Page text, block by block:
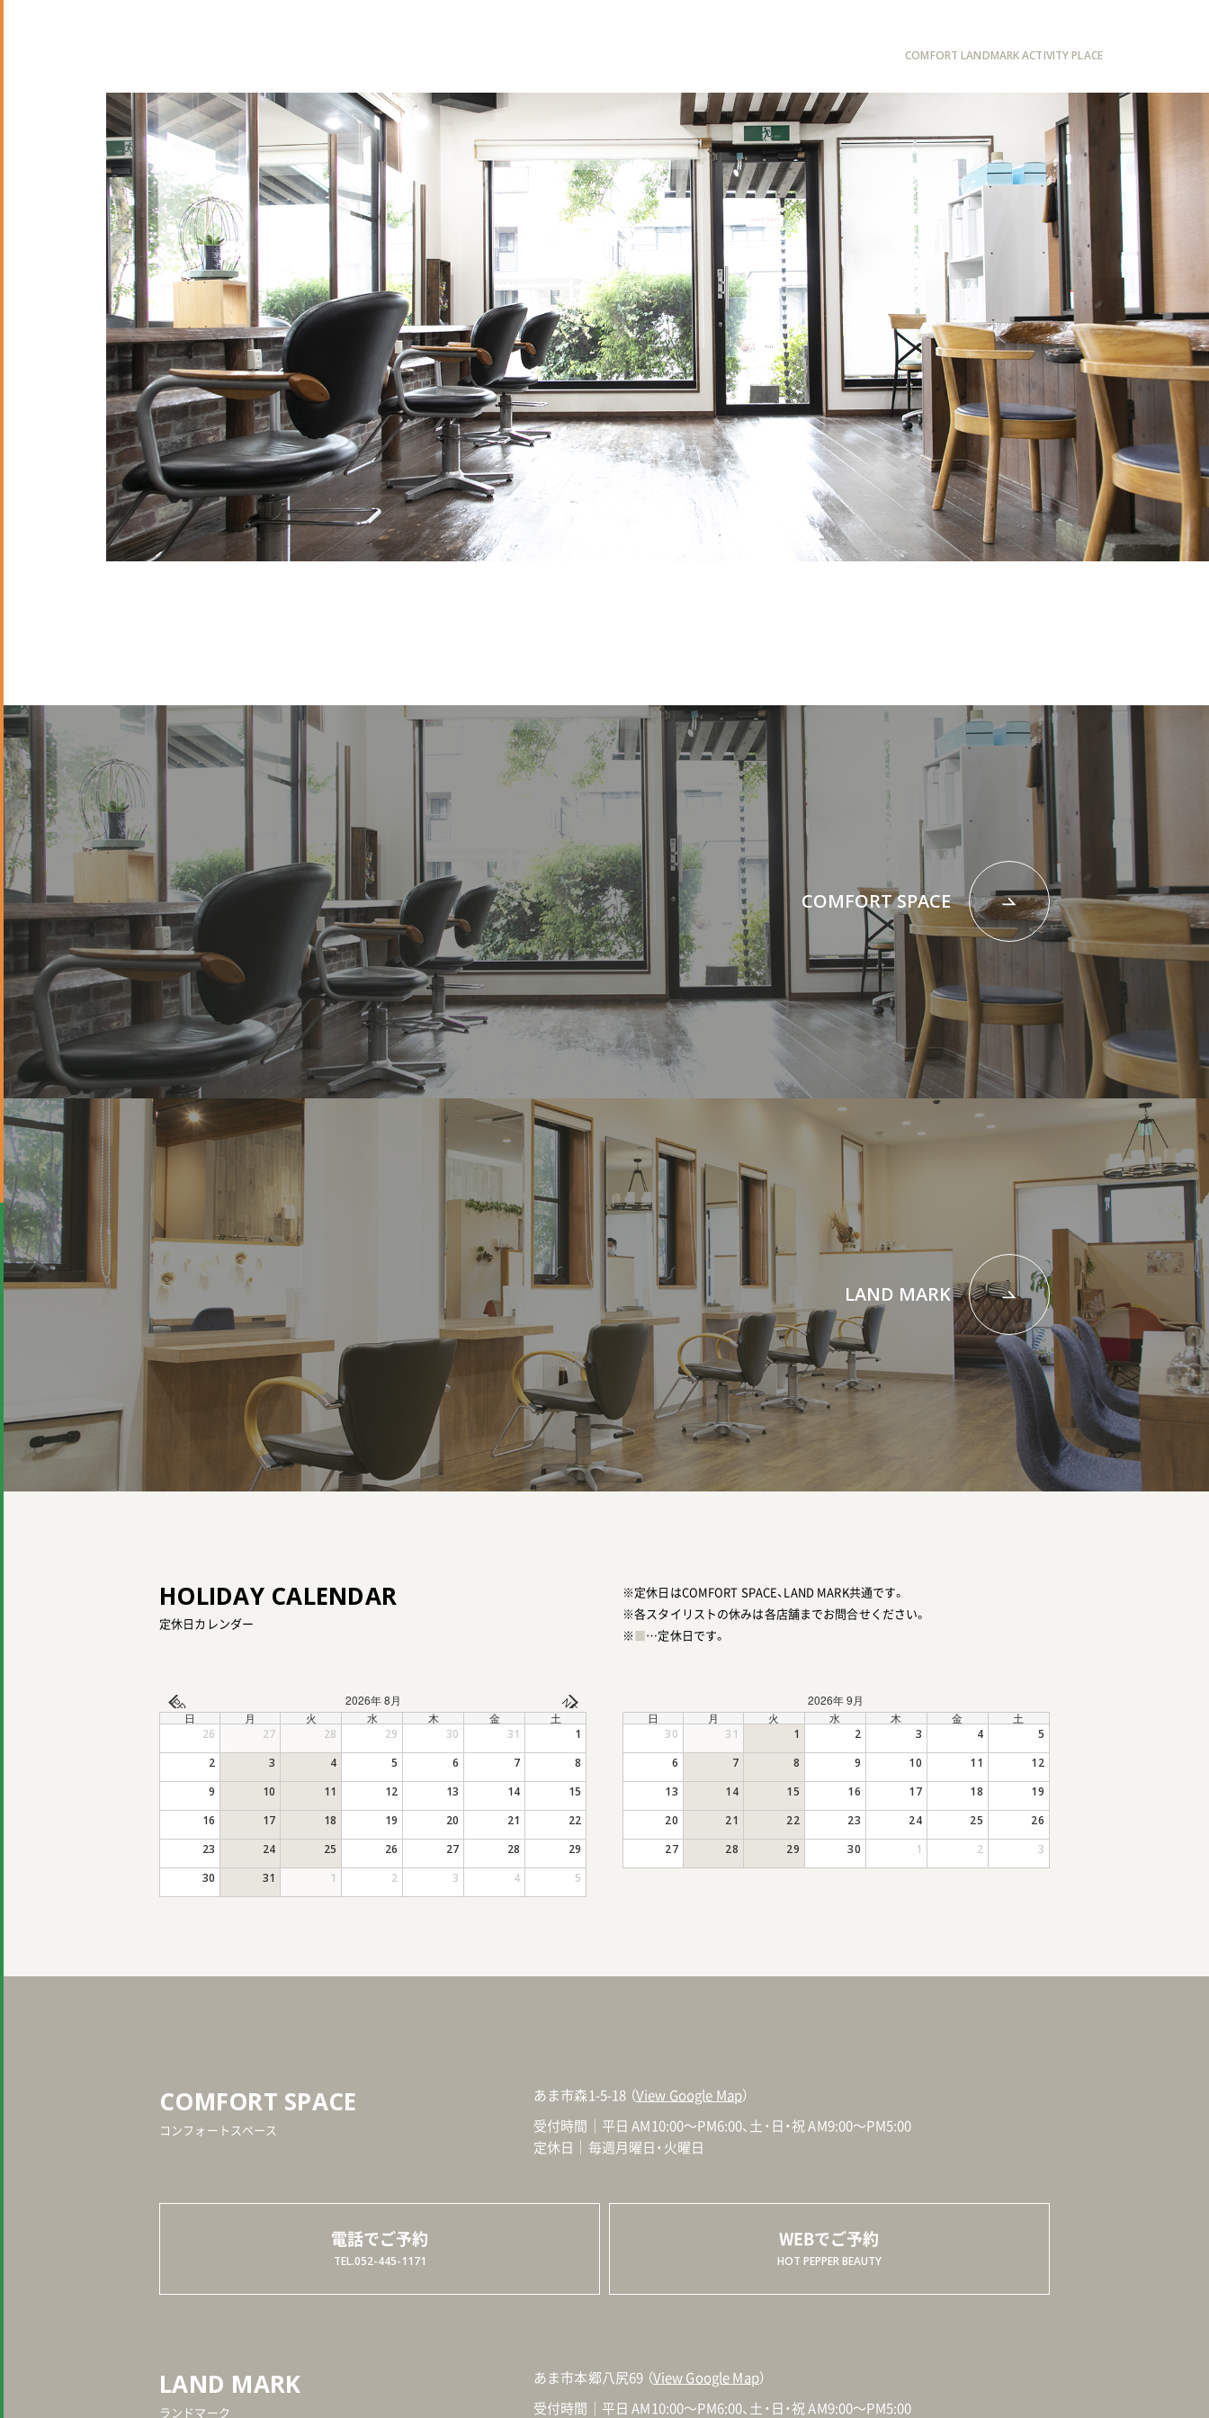
COMFORT LANDMARK ACTIVITY PLACE
COMFORT SPACE
LAND MARK
HOLIDAY CALENDAR
定休日カレンダー
※定休日はCOMFORT SPACE、LAND MARK共通です。
※各スタイリストの休みは各店舗までお問合せください。
※■…定休日です。
PREV 2026年 8月 NEXT
日 月 火 水 木 金
土
26
27 28 29 30 31
1
2
3 4 5 6 7
8
9
10 11 12 13 14
15
16
17 18 19 20 21
22
23
24 25 26 27 28
29
30
31 1 2 3 4 5
2026年 9月
日
月 火 水 木 金
土
30
31 1 2 3 4
5
6
7 8 9 10 11
12
13
14 15 16 17 18
19
20
21 22 23 24 25
26
27
28 29 30 1 2 3
COMFORT SPACE
コンフォートスペース
あま市森1-5-18 （View Google Map）
受付時間｜平日 AM10:00～PM6:00、土・日・祝 AM9:00～PM5:00
定休日｜毎週月曜日・火曜日
電話でご予約
TEL.052-445-1171
WEBでご予約
HOT PEPPER BEAUTY
LAND MARK
ランドマーク
あま市本郷八尻69 （View Google Map）
受付時間｜平日 AM10:00～PM6:00、土・日・祝 AM9:00～PM5:00